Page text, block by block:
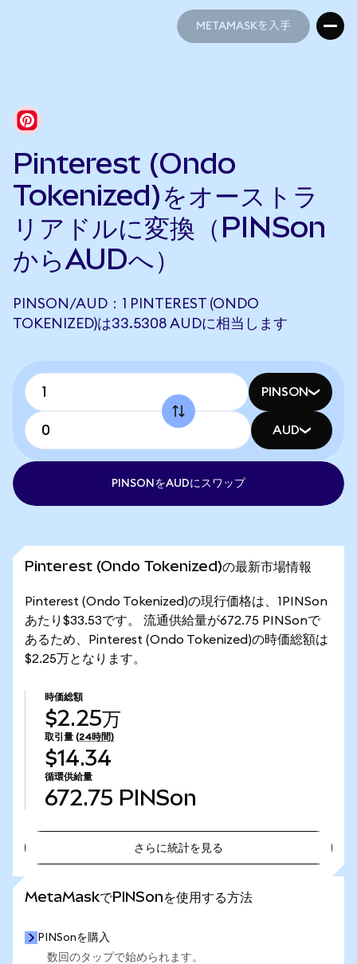
METAMASKを入手
Pinterest (Ondo
Tokenized)をオーストラ
リアドルに変換（PINSon
からAUDへ）
PINSON/AUD：1 PINTEREST (ONDO
TOKENIZED)は33.5308 AUDに相当します
PINSON
AUD
PINSONをAUDにスワップ
Pinterest (Ondo Tokenized)の最新市場情報
Pinterest (Ondo Tokenized)の現行価格は、1PINSon
あたり$33.53です。 流通供給量が672.75 PINSonで
あるため、Pinterest (Ondo Tokenized)の時価総額は
$2.25万となります。
時価総額
$2.25万
取引量 (24時間)
$14.34
循環供給量
672.75 PINSon
さらに統計を見る
MetaMaskでPINSonを使用する方法
PINSonを購入
数回のタップで始められます。